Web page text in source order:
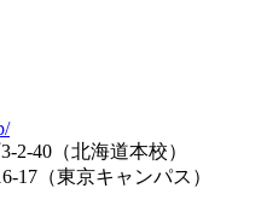
2-40（北海道本校）
17（東京キャンパス）